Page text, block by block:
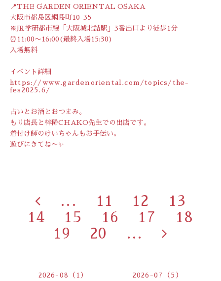
📍THE GARDEN ORIENTAL OSAKA
大阪市都島区網島町10-35
※JR学研都市線「大阪城北詰駅」3番出口より徒歩1分
⏰11:00〜16:00(最終入場15:30)
入場無料
イベント詳細
https://www.gardenoriental.com/topics/the-
fes2025.6/
占いとお酒とおつまみ。
もり店長と梓稀CHAKO先生での出店です。
着付け師のけいちゃんもお手伝い。
遊びにきてね〜✨
... 11 12
13
14
15 16 17
18
19
20 ...
2026-08（1） 2026-07（5）